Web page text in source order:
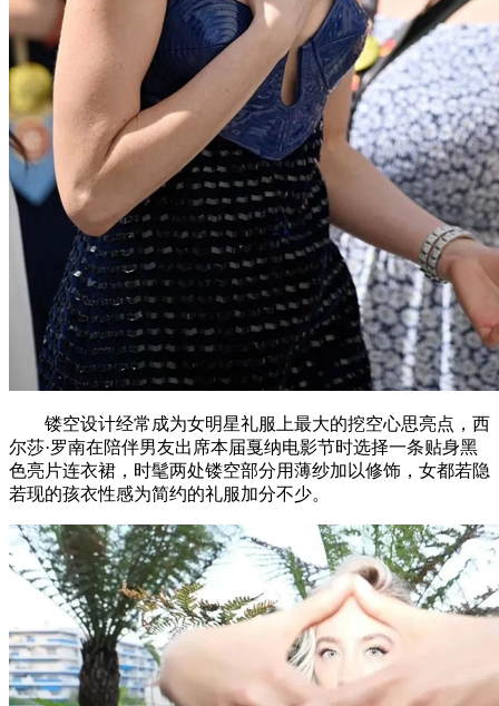
镂空设计经常成为女明星礼服上最大的挖空心思亮点，西
尔莎·罗南在陪伴男友出席本届戛纳电影节时选择一条贴身黑
色亮片连衣裙，时髦两处镂空部分用薄纱加以修饰，女都若隐
若现的孩衣性感为简约的礼服加分不少。